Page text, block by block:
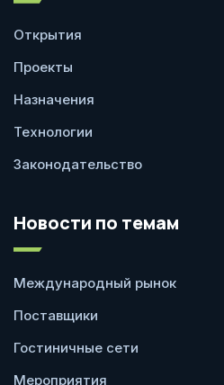
Открытия
Проекты
Назначения
Технологии
Законодательство
Новости по темам
Международный рынок
Поставщики
Гостиничные сети
Мероприятия